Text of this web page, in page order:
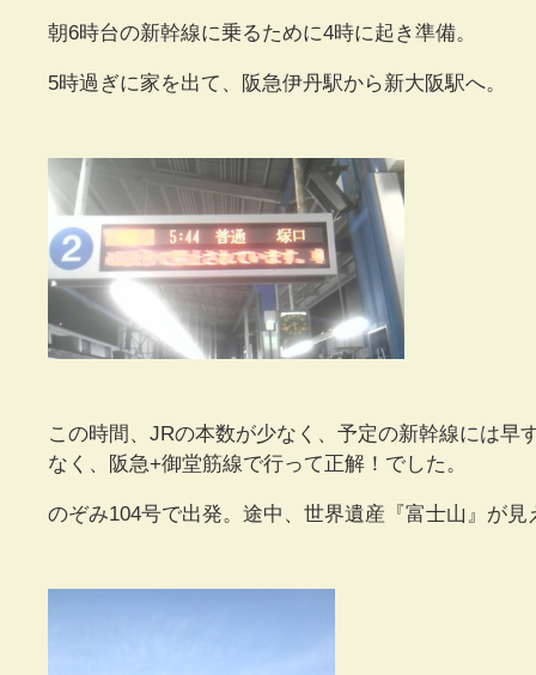
朝6時台の新幹線に乗るために4時に起き準備。
5時過ぎに家を出て、阪急伊丹駅から新大阪駅へ。
この時間、JRの本数が少なく、予定の新幹線には早
なく、阪急+御堂筋線で行って正解！でした。
のぞみ104号で出発。途中、世界遺産『富士山』が見